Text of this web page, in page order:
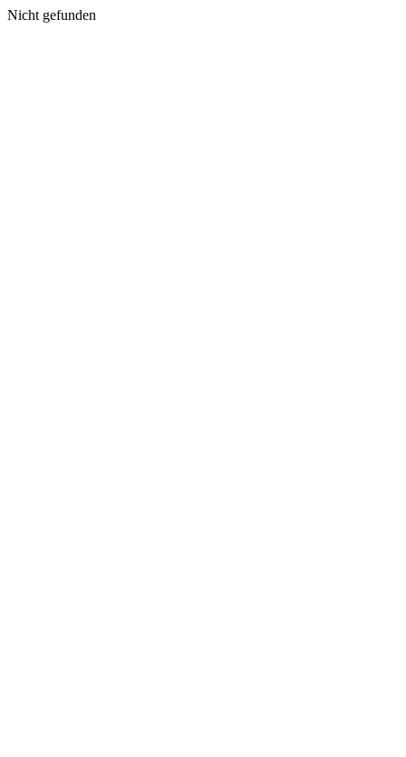
Nicht gefunden